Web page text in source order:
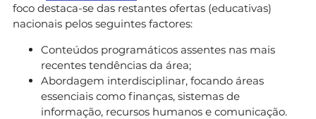
foco destaca-se das restantes ofertas (educativas)
nacionais pelos seguintes factores:
Conteúdos programáticos assentes nas mais
recentes tendências da área;
Abordagem interdisciplinar, focando áreas
essenciais como finanças, sistemas de
informação, recursos humanos e comunicação.